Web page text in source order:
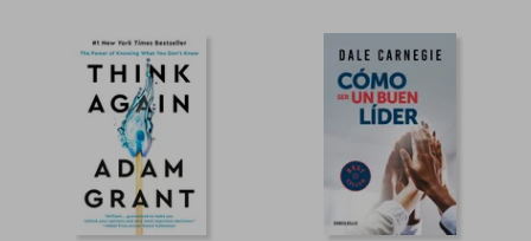
50%
dcto. $ 65.309
10%
dcto.